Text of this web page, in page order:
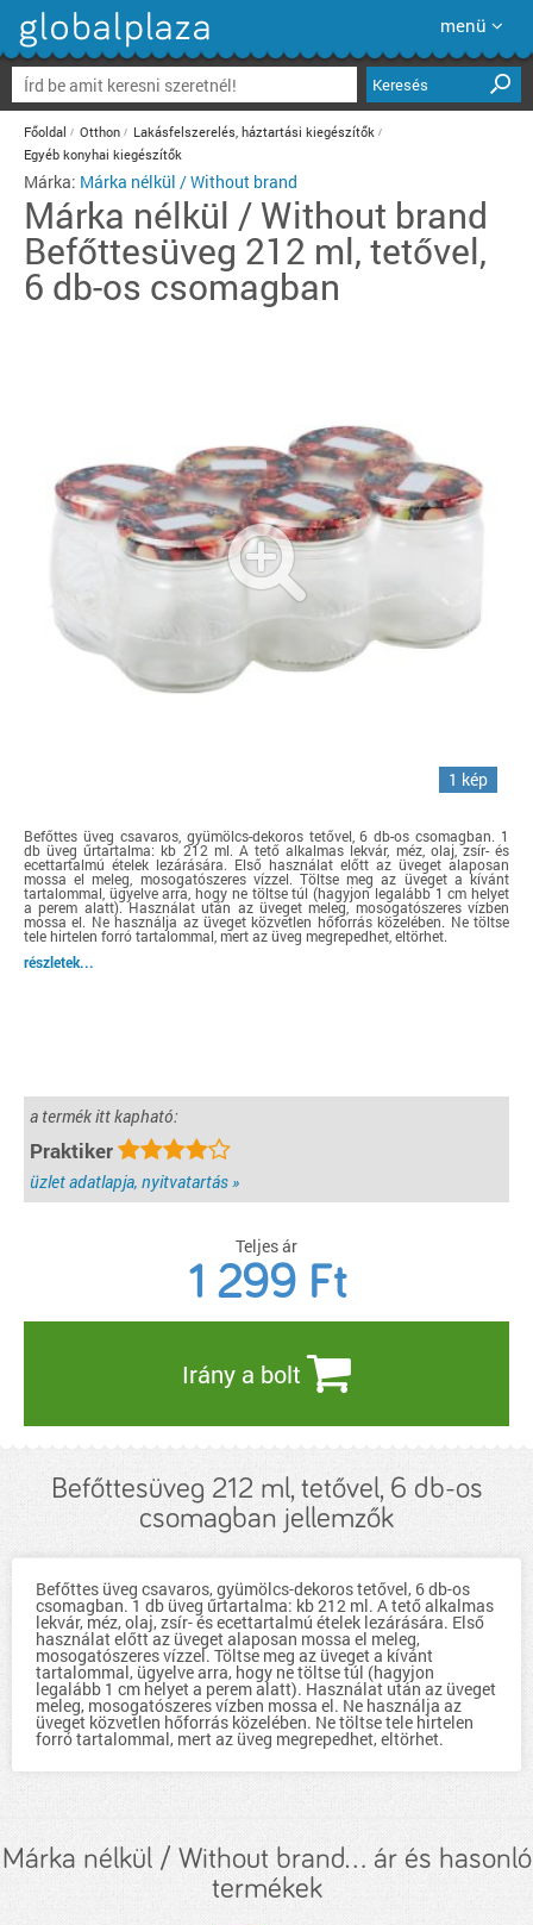
menü
Keresés
Főoldal Otthon
Lakásfelszerelés, háztartási kiegészítők
Egyéb konyhai kiegészítők
Márka: Márka nélkül / Without brand
Márka nélkül / Without brand
Befőttesüveg 212 ml, tetővel,
6 db-os csomagban
1 kép
Befőttes üveg csavaros, gyümölcs-dekoros tetővel, 6 db-os csomagban. 1
db üveg űrtartalma: kb 212 ml. A tető alkalmas lekvár, méz, olaj, zsír- és
ecettartalmú ételek lezárására. Első használat előtt az üveget alaposan
mossa el meleg, mosogatószeres vízzel. Töltse meg az üveget a kívánt
tartalommal, ügyelve arra, hogy ne töltse túl (hagyjon legalább 1 cm helyet
a perem alatt). Használat után az üveget meleg, mosogatószeres vízben
mossa el. Ne használja az üveget közvetlen hőforrás közelében. Ne töltse
tele hirtelen forró tartalommal, mert az üveg megrepedhet, eltörhet.
részletek...
a termék itt kapható:
Praktiker
üzlet adatlapja, nyitvatartás »
Teljes ár
1 299 Ft
Irány a bolt
Befőttesüveg 212 ml, tetővel, 6 db-os
csomagban jellemzők
Befőttes üveg csavaros, gyümölcs-dekoros tetővel, 6 db-os
csomagban. 1 db üveg űrtartalma: kb 212 ml. A tető alkalmas
lekvár, méz, olaj, zsír- és ecettartalmú ételek lezárására. Első
használat előtt az üveget alaposan mossa el meleg,
mosogatószeres vízzel. Töltse meg az üveget a kívánt
tartalommal, ügyelve arra, hogy ne töltse túl (hagyjon
legalább 1 cm helyet a perem alatt). Használat után az üveget
meleg, mosogatószeres vízben mossa el. Ne használja az
üveget közvetlen hőforrás közelében. Ne töltse tele hirtelen
forró tartalommal, mert az üveg megrepedhet, eltörhet.
Márka nélkül / Without brand... ár és hasonló
termékek